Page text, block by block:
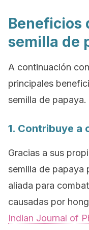
Beneficios
semilla de
A continuación
principales
semilla de papaya.
1. Contribuye a
Gracias a sus
semilla de papaya
aliada para
causadas por
Indian Journal of